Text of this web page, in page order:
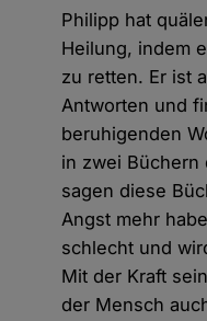
Philipp hat
Heilung, indem
zu retten. Er ist
Antworten und
beruhigenden
in zwei Büchern
sagen diese
Angst mehr
schlecht und
Mit der Kraft
der Mensch